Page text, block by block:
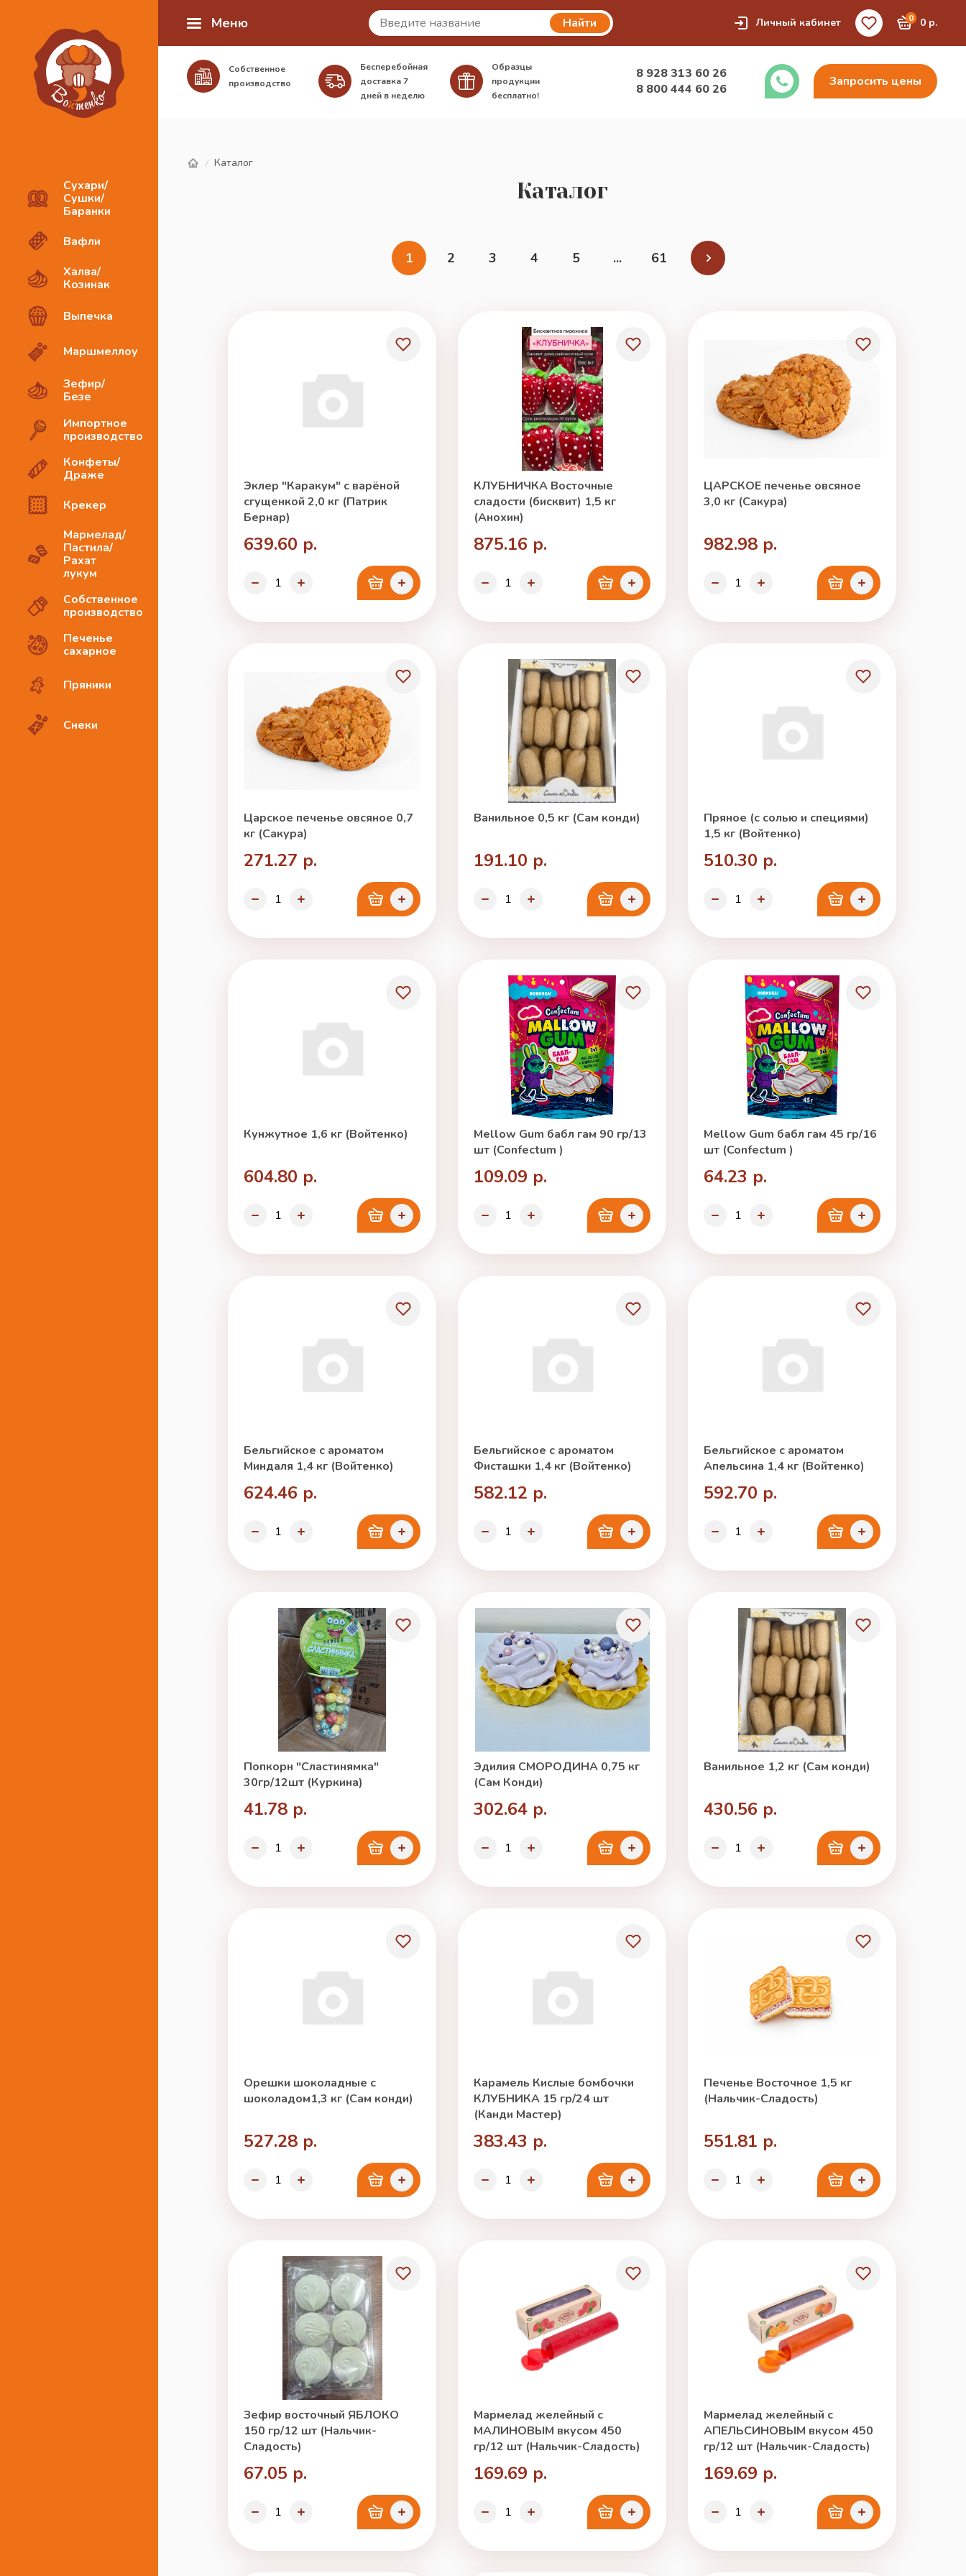
Сухари/
Сушки/
Баранки
Вафли
Халва/
Козинак
Выпечка
Маршмеллоу
Зефир/
Безе
Импортное
производство
Конфеты/
Драже
Крекер
Мармелад/
Пастила/
Рахат
лукум
Собственное
производство
Печенье
сахарное
Пряники
Снеки
Меню Найти Личный кабинет 0 0 р.
Собственное
производство
Бесперебойная
доставка7
дней в неделю
Образцы
продукции
бесплатно!
8 928 313 60 26
8 800 444 60 26
Запросить цены
/ Каталог
Каталог
1 2 3 4 5 ... 61
Эклер "Каракум" с варёной
сгущенкой 2,0 кг (Патрик
Бернар)
639.60 р.
КЛУБНИЧКА Восточные
сладости (бисквит) 1,5 кг
(Анохин)
875.16 р.
ЦАРСКОЕ печенье овсяное
3,0 кг (Сакура)
982.98 р.
Царское печенье овсяное 0,7
кг (Сакура)
271.27 р.
Ванильное 0,5 кг (Сам конди)
191.10 р.
Пряное (с солью и специями)
1,5 кг (Войтенко)
510.30 р.
Кунжутное 1,6 кг (Войтенко)
604.80 р.
Mellow Gum бабл гам 90 гр/13
шт (Confectum )
109.09 р.
Mellow Gum бабл гам 45 гр/16
шт (Confectum )
64.23 р.
Бельгийское с ароматом
Миндаля 1,4 кг (Войтенко)
624.46 р.
Бельгийское с ароматом
Фисташки 1,4 кг (Войтенко)
582.12 р.
Бельгийское с ароматом
Апельсина 1,4 кг (Войтенко)
592.70 р.
Попкорн "Сластинямка"
30гр/12шт (Куркина)
41.78 р.
Эдилия СМОРОДИНА 0,75 кг
(Сам Конди)
302.64 р.
Ванильное 1,2 кг (Сам конди)
430.56 р.
Орешки шоколадные с
шоколадом1,3 кг (Сам конди)
527.28 р.
Карамель Кислые бомбочки
КЛУБНИКА 15 гр/24 шт
(Канди Мастер)
383.43 р.
Печенье Восточное 1,5 кг
(Нальчик-Сладость)
551.81 р.
Зефир восточный ЯБЛОКО
150 гр/12 шт (Нальчик-
Сладость)
67.05 р.
Мармелад желейный с
МАЛИНОВЫМ вкусом 450
гр/12 шт (Нальчик-Сладость)
169.69 р.
Мармелад желейный с
АПЕЛЬСИНОВЫМ вкусом 450
гр/12 шт (Нальчик-Сладость)
169.69 р.